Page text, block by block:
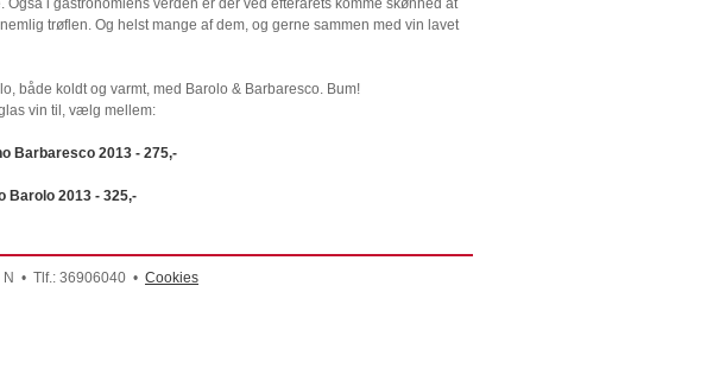
i gastronomiens verden er der ved efterårets komme skønhed at
trøflen. Og helst mange af dem, og gerne sammen med vin lavet
både koldt og varmt, med Barolo & Barbaresco. Bum!
vin til, vælg mellem:
Barbaresco 2013 - 275,-
2013 - 325,-
• Tlf.: 36906040 • Cookies